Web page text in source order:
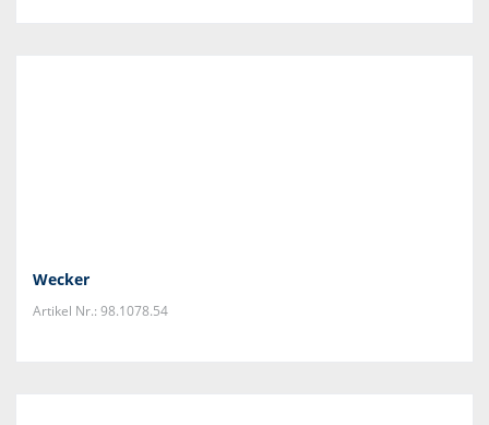
Wecker
Artikel Nr.: 98.1078.54